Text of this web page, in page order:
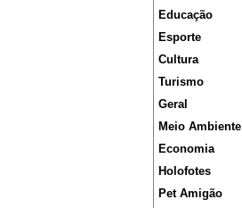
Educação
Esporte
Cultura
Turismo
Geral
Meio Ambiente
Economia
Holofotes
Pet Amigão